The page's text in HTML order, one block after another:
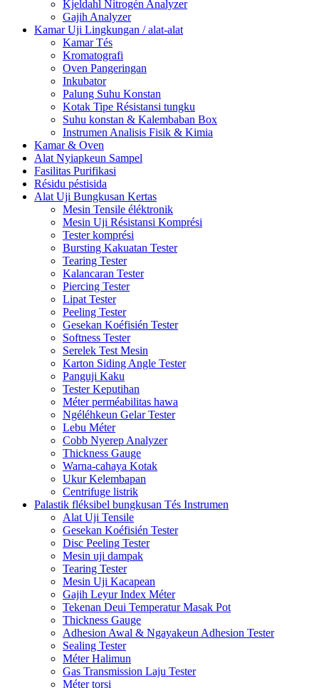
Kjeldahl Nitrogén Analyzer
Gajih Analyzer
Kamar Uji Lingkungan / alat-alat
Kamar Tés
Kromatografi
Oven Pangeringan
Inkubator
Palung Suhu Konstan
Kotak Tipe Résistansi tungku
Suhu konstan & Kalembaban Box
Instrumen Analisis Fisik & Kimia
Kamar & Oven
Alat Nyiapkeun Sampel
Fasilitas Purifikasi
Résidu péstisida
Alat Uji Bungkusan Kertas
Mesin Tensile éléktronik
Mesin Uji Résistansi Komprési
Tester komprési
Bursting Kakuatan Tester
Tearing Tester
Kalancaran Tester
Piercing Tester
Lipat Tester
Peeling Tester
Gesekan Koéfisién Tester
Softness Tester
Serelek Test Mesin
Karton Siding Angle Tester
Panguji Kaku
Tester Keputihan
Méter perméabilitas hawa
Ngéléhkeun Gelar Tester
Lebu Méter
Cobb Nyerep Analyzer
Thickness Gauge
Warna-cahaya Kotak
Ukur Kelembapan
Centrifuge listrik
Palastik fléksibel bungkusan Tés Instrumen
Alat Uji Tensile
Gesekan Koéfisién Tester
Disc Peeling Tester
Mesin uji dampak
Tearing Tester
Mesin Uji Kacapean
Gajih Leyur Index Méter
Tekenan Deui Temperatur Masak Pot
Thickness Gauge
Adhesion Awal & Ngayakeun Adhesion Tester
Sealing Tester
Méter Halimun
Gas Transmission Laju Tester
Méter torsi